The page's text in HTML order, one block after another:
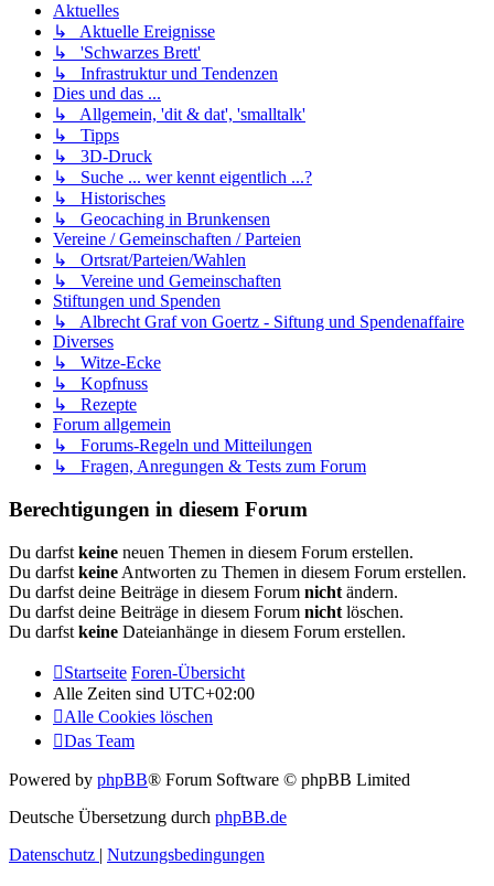
Aktuelles
↳ Aktuelle Ereignisse
↳ 'Schwarzes Brett'
↳ Infrastruktur und Tendenzen
Dies und das ...
↳ Allgemein, 'dit & dat', 'smalltalk'
↳ Tipps
↳ 3D-Druck
↳ Suche ... wer kennt eigentlich ...?
↳ Historisches
↳ Geocaching in Brunkensen
Vereine / Gemeinschaften / Parteien
↳ Ortsrat/Parteien/Wahlen
↳ Vereine und Gemeinschaften
Stiftungen und Spenden
↳ Albrecht Graf von Goertz - Siftung und Spendenaffaire
Diverses
↳ Witze-Ecke
↳ Kopfnuss
↳ Rezepte
Forum allgemein
↳ Forums-Regeln und Mitteilungen
↳ Fragen, Anregungen & Tests zum Forum
Berechtigungen in diesem Forum
Du darfst keine neuen Themen in diesem Forum erstellen.
Du darfst keine Antworten zu Themen in diesem Forum erstellen.
Du darfst deine Beiträge in diesem Forum nicht ändern.
Du darfst deine Beiträge in diesem Forum nicht löschen.
Du darfst keine Dateianhänge in diesem Forum erstellen.
Startseite Foren-Übersicht
Alle Zeiten sind UTC+02:00
Alle Cookies löschen
Das Team
Powered by phpBB® Forum Software © phpBB Limited
Deutsche Übersetzung durch phpBB.de
Datenschutz | Nutzungsbedingungen